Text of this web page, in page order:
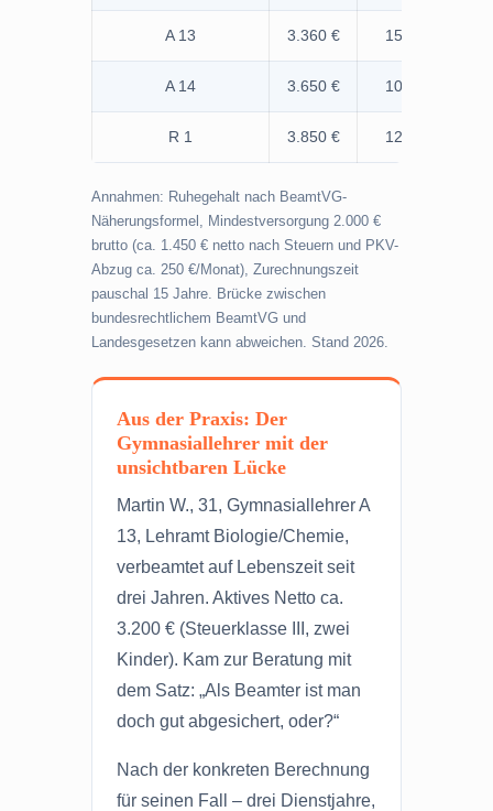
A 13 3.360 € 15 Jahre
A 14 3.650 € 10 Jahre
R 1 3.850 € 12 Jahre
Annahmen: Ruhegehalt nach BeamtVG-
Näherungsformel, Mindestversorgung 2.000 €
brutto (ca. 1.450 € netto nach Steuern und PKV-
Abzug ca. 250 €/Monat), Zurechnungszeit
pauschal 15 Jahre. Brücke zwischen
bundesrechtlichem BeamtVG und
Landesgesetzen kann abweichen. Stand 2026.
Aus der Praxis: Der
Gymnasiallehrer mit der
unsichtbaren Lücke
Martin W., 31, Gymnasiallehrer A
13, Lehramt Biologie/Chemie,
verbeamtet auf Lebenszeit seit
drei Jahren. Aktives Netto ca.
3.200 € (Steuerklasse III, zwei
Kinder). Kam zur Beratung mit
dem Satz: „Als Beamter ist man
doch gut abgesichert, oder?“
Nach der konkreten Berechnung
für seinen Fall – drei Dienstjahre,